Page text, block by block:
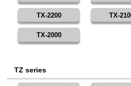
TX-2200 TX-
TX-2000
TZ series